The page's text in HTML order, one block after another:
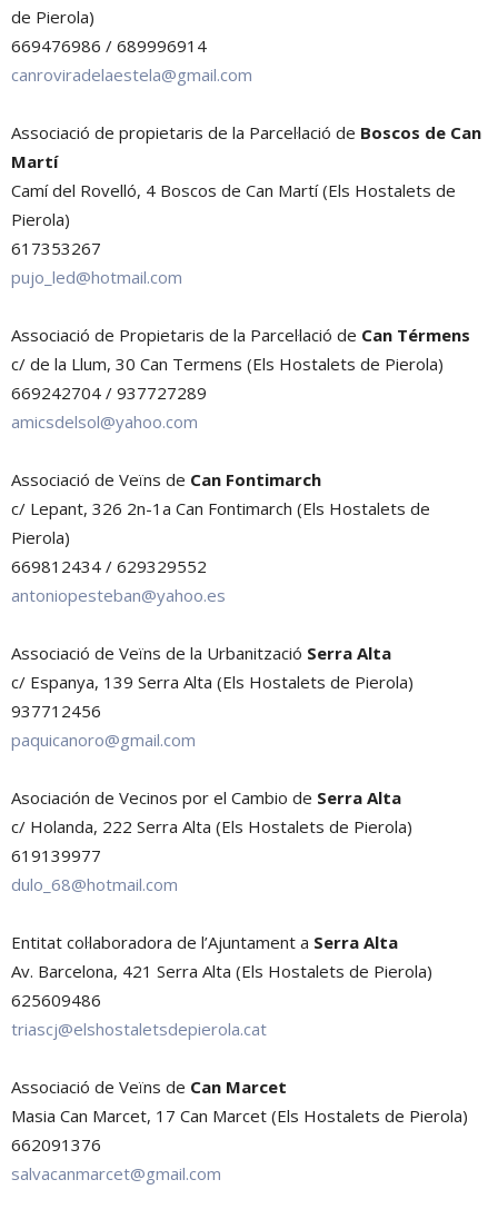
de Pierola)
669476986 / 689996914
canroviradelaestela@gmail.com
Associació de propietaris de la Parcel·lació de Boscos de Can
Martí
Camí del Rovelló, 4 Boscos de Can Martí (Els Hostalets de
Pierola)
617353267
pujo_led@hotmail.com
Associació de Propietaris de la Parcel·lació de Can Térmens
c/ de la Llum, 30 Can Termens (Els Hostalets de Pierola)
669242704 / 937727289
amicsdelsol@yahoo.com
Associació de Veïns de Can Fontimarch
c/ Lepant, 326 2n-1a Can Fontimarch (Els Hostalets de
Pierola)
669812434 / 629329552
antoniopesteban@yahoo.es
Associació de Veïns de la Urbanització Serra Alta
c/ Espanya, 139 Serra Alta (Els Hostalets de Pierola)
937712456
paquicanoro@gmail.com
Asociación de Vecinos por el Cambio de Serra Alta
c/ Holanda, 222 Serra Alta (Els Hostalets de Pierola)
619139977
dulo_68@hotmail.com
Entitat col·laboradora de l’Ajuntament a Serra Alta
Av. Barcelona, 421 Serra Alta (Els Hostalets de Pierola)
625609486
triascj@elshostaletsdepierola.cat
Associació de Veïns de Can Marcet
Masia Can Marcet, 17 Can Marcet (Els Hostalets de Pierola)
662091376
salvacanmarcet@gmail.com